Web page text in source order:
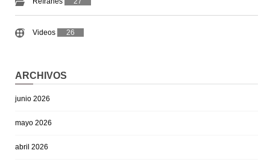
Videos 26
ARCHIVOS
junio 2026
mayo 2026
abril 2026